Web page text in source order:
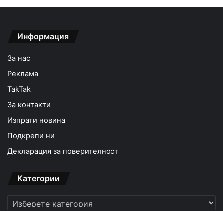
Информация
За нас
Реклама
TakTak
За контакти
Изпрати новина
Подкрепи ни
Декларация за поверителност
Категории
Категории